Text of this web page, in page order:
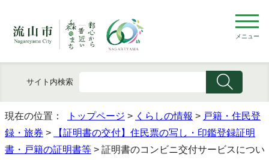
メニュー
サイト内検索
現在の位置： トップページ > くらしの情報 > 戸籍・住民登
録・旅券 >
【証明書の交付】住民票の写し・印鑑登録証明
書・戸籍の証明書等 > 証明書のコンビニ交付サービスについ